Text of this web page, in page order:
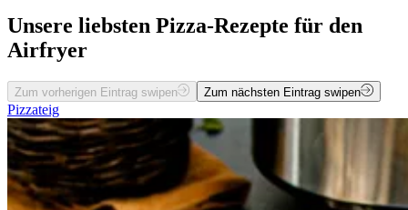
Unsere liebsten Pizza-Rezepte für den
Airfryer
Zum vorherigen Eintrag swipen Zum nächsten Eintrag swipen
Pizzateig